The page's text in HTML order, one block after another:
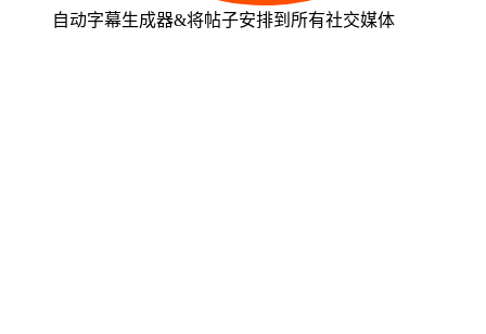
自动字幕生成器&将帖子安排到所有社交媒体